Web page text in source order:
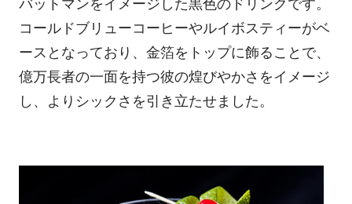
バットマンをイメージした黒色のドリンクです。
コールドブリューコーヒーやルイボスティーがベ
ースとなっており、金箔をトップに飾ることで、
億万長者の一面を持つ彼の煌びやかさをイメージ
し、よりシックさを引き立たせました。